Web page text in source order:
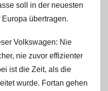
soll in der neuesten
übertragen.
Volkswagen: Nie
nie zuvor effizienter
ist die Zeit, als die
wurde. Fortan gehen